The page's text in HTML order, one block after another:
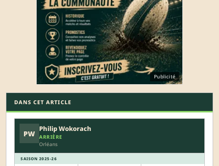
Publicité
DANS CET ARTICLE
PW
Philip Wokorach
ARRIÈRE
Orléans
SAISON 2025-26